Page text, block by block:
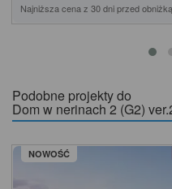
Najniższa cena z 30 dni przed obniżką
Podobne projekty do
Dom w nerinach 2 (G2)
NOWOŚĆ